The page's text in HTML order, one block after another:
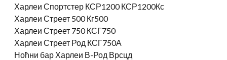
Харлеи Спортстер КСР1200 КСР1200Кс
Харлеи Стреет 500 Кг500
Харлеи Стреет 750 КСГ750
Харлеи Стреет Род КСГ750А
Ноћни бар Харлеи В-Род Врсцд